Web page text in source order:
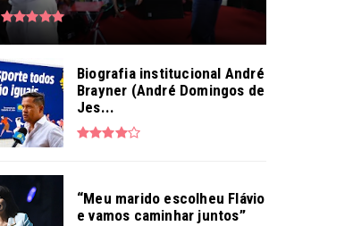
Biografia institucional André
Brayner (André Domingos de
Jes...
“Meu marido escolheu Flávio
e vamos caminhar juntos”